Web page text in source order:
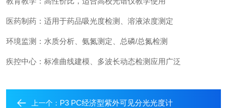
医药制药：适用于药品吸光度检测、溶液浓度测定
环境监测：水质分析、氨氮测定、总磷/总氮检测
疾控中心：标准曲线建模、多波长动态检测应用广泛
上一个： P3 PC经济型紫外可见分光光度计